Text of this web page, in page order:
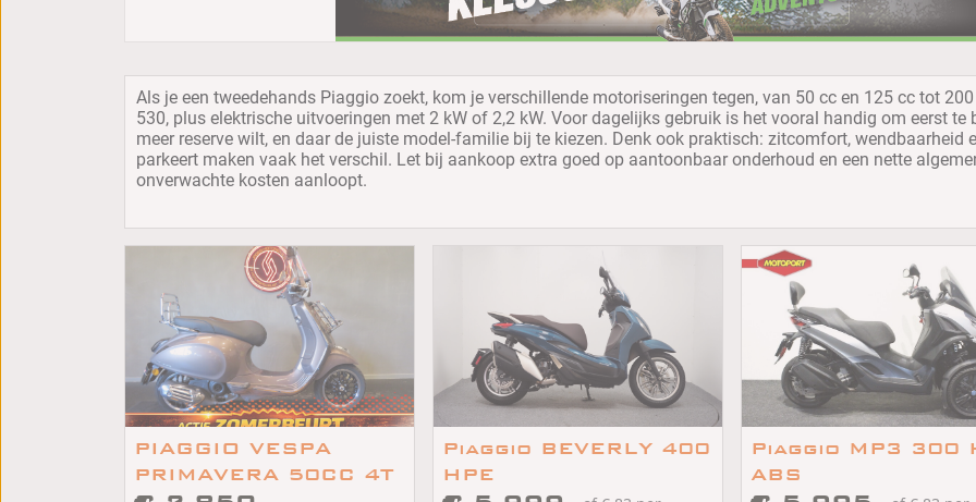
Als je een tweedehands Piaggio zoekt, kom je verschillende motoriseringen tegen, van 50 cc en 125 cc tot
530, plus elektrische uitvoeringen met 2 kW of 2,2 kW. Voor dagelijks gebruik is het vooral handig om eerst
meer reserve wilt, en daar de juiste model-familie bij te kiezen. Denk ook praktisch: zitcomfort,
parkeert maken vaak het verschil. Let bij aankoop extra goed op aantoonbaar onderhoud en een nette
onverwachte kosten aanloopt.
PIAGGIO VESPA
PRIMAVERA 50CC 4T
Piaggio BEVERLY 400
HPE
Piaggio MP3 300
ABS